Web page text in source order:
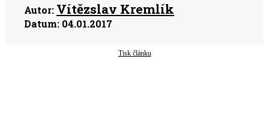
Autor: Vítězslav Kremlík
Datum: 04.01.2017
Tisk článku